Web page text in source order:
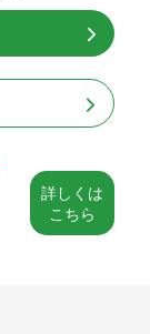
詳しくは
こちら